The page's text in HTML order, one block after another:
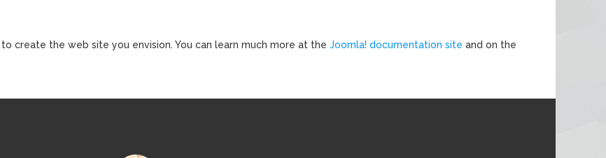
create the web site you envision. You can learn much more at the Joomla! documentation site and on the